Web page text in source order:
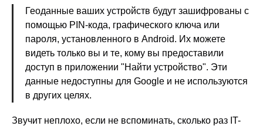
Геоданные ваших устройств будут зашифрованы с
помощью PIN-кода, графического ключа или
пароля, установленного в Android. Их можете
видеть только вы и те, кому вы предоставили
доступ в приложении "Найти устройство". Эти
данные недоступны для Google и не используются
в других целях.
Звучит неплохо, если не вспоминать, сколько раз IT-